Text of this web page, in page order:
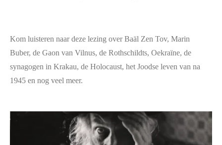
Kom luisteren naar deze lezing over Baäl Zen Tov, Marin
Buber, de Gaon van Vilnus, de Rothschildts, Oekraïne, de
synagogen in Krakau, de Holocaust, het Joodse leven van na
1945 en nog veel meer.